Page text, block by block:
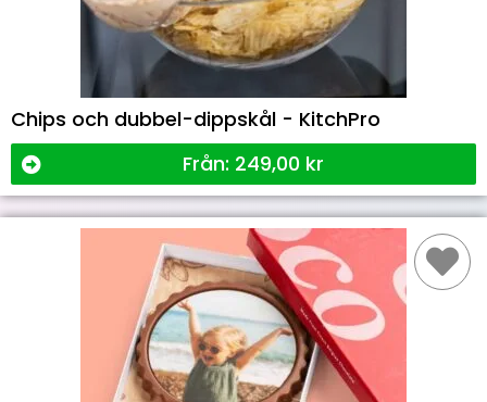
Chips och dubbel-dippskål - KitchPro
Från: 249,00 kr